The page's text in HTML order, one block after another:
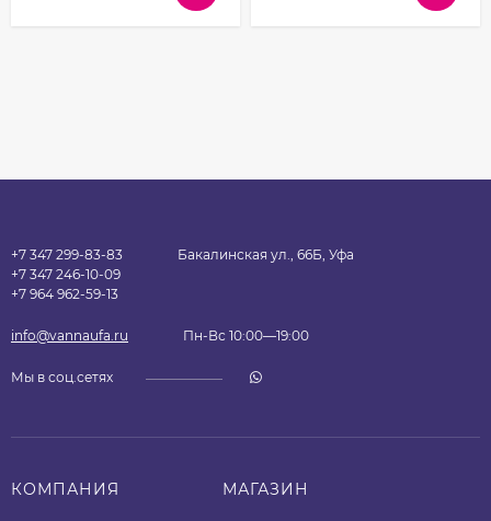
+7 347 299-83-83
+7 347 246-10-09
+7 964 962-59-13
Бакалинская ул., 66Б, Уфа
info@vannaufa.ru Пн-Вс 10:00—19:00
Мы в соц.сетях
КОМПАНИЯ МАГАЗИН